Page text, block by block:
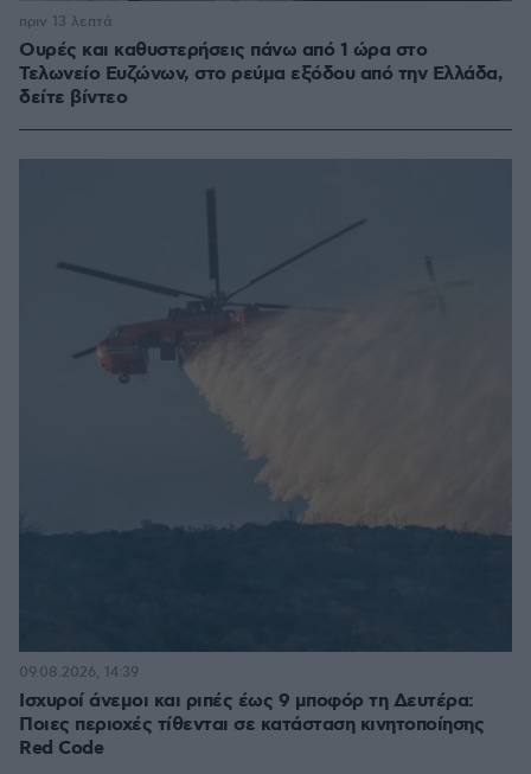
Ουρές και καθυστερήσεις πάνω από 1 ώρα στο
Τελωνείο Ευζώνων, στο ρεύμα εξόδου από την Ελλάδα,
δείτε βίντεο
πριν 13 λεπτά
Ισχυροί άνεμοι και ριπές έως 9 μποφόρ τη Δευτέρα:
Ποιες περιοχές τίθενται σε κατάσταση κινητοποίησης
Red Code
09.08.2026, 14:39